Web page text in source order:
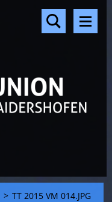
> TT 2015 VM 014.JPG